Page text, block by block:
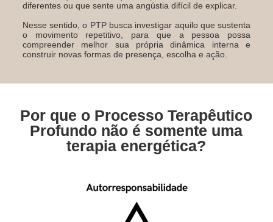
diferentes ou que sente uma angústia difícil de explicar.
Nesse sentido, o PTP busca investigar aquilo que sustenta
o movimento repetitivo, para que a pessoa possa
compreender melhor sua própria dinâmica interna e
construir novas formas de presença, escolha e ação.
Por que o Processo Terapêutico
Profundo não é somente uma
terapia energética?